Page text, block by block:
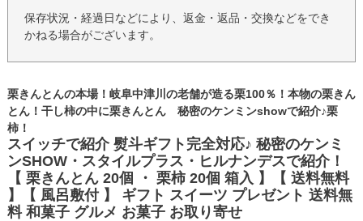
保存状況・経過日などにより、返金・返品・交換などをでき
かねる場合がございます。
栗きんとんの本場！岐阜中津川の老舗が造る栗100％！本物の栗きん
とん！干し柿の中に栗きんとん 秘密のケンミンshowで紹介♪栗
柿！
スイッチで紹介 熨斗ギフト完全対応♪ 秘密のケンミ
ンSHOW・スタイルプラス・ヒルナンデスで紹介！
【 栗きんとん 20個 ・ 栗柿 20個 箱入 】【 送料無料
】【 風呂敷付 】 ギフト スイーツ プレゼント 送料無
料 和菓子 グルメ お菓子 お取り寄せ